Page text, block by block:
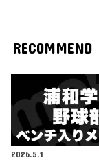
RECOMMEND
2026.5.1